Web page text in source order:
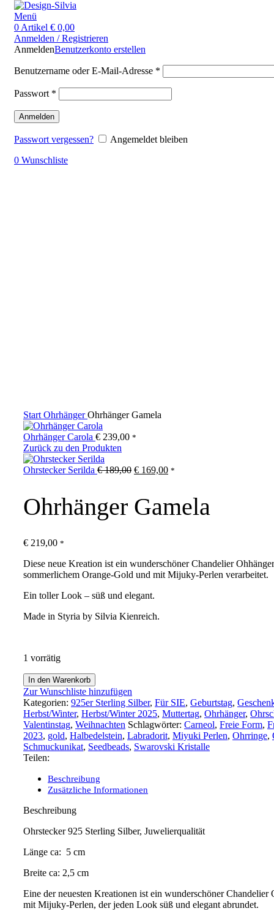
Menü
0 Artikel € 0,00
Anmelden / Registrieren
AnmeldenBenutzerkonto erstellen
Benutzername oder E-Mail-Adresse *
Passwort *
Anmelden
Passwort vergessen?
Angemeldet bleiben
0 Wunschliste
Start OhrhängerOhrhänger Gamela
Ohrhänger Carola € 239,00 *
Zurück zu den Produkten
Ohrstecker Serilda €189,00 Ursprünglicher
€ 189,00
€ 169,00Aktueller
€ 169,00.
*
Ohrhänger Gamela
€ 219,00 *
Diese neue Kreation ist ein wunderschöner Chandelier
sommerlichem Orange-Gold und mit Mijuky-Perlen verarbeitet.
Ein toller Look – süß und elegant.
Made in Styria by Silvia Kienreich.
1 vorrätig
Ohrhänger
Gamela
Menge
In den Warenkorb
Zur Wunschliste hinzufügen
Kategorien: 925er Sterling Silber, Für SIE, Geburtstag,
Herbst/Winter, Herbst/Winter 2025, Muttertag, Ohrhänger,
Valentinstag, Weihnachten Schlagwörter: Carneol, Freie Form,
2023, gold, Halbedelstein, Labradorit, Miyuki Perlen, Ohrringe,
Schmuckunikat, Seedbeads, Swarovski Kristalle
Teilen:
Beschreibung
Zusätzliche Informationen
Beschreibung
Ohrstecker 925 Sterling Silber, Juwelierqualität
Länge ca: 5 cm
Breite ca: 2,5 cm
Eine der neuesten Kreationen ist ein wunderschöner Chandelier
mit Mijuky-Perlen, der jeden Look süß und elegant abrundet.